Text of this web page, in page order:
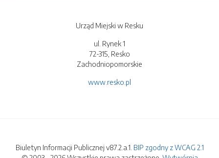
Urząd Miejski w Resku
ul. Rynek 1
72-315, Resko
Zachodniopomorskie
www.resko.pl
Biuletyn Informacji Publicznej v87.2.a.1. BIP zgodny z WCAG 2.1